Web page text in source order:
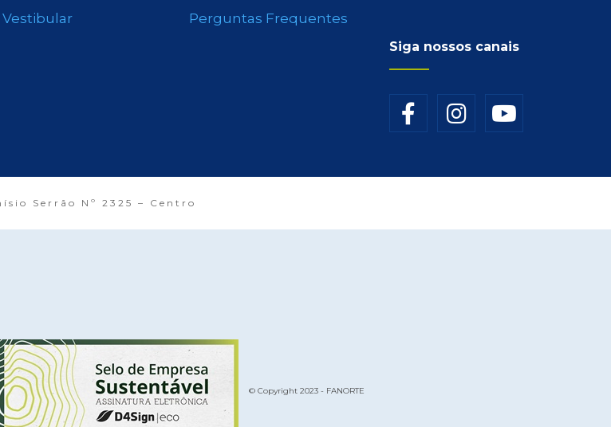
Vestibular
Perguntas Frequentes
Siga nossos canais
Serrão Nº 2325 – Centro
© Copyright 2023 - FANORTE